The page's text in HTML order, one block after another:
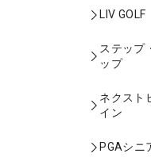
LIV GOLF
ステップ
ップ
ネクスト
イン
PGAシニ